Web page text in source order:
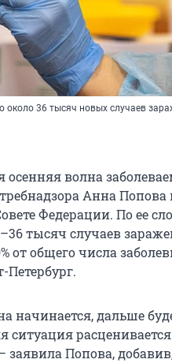
36 тысяч новых случаев
осенняя волна
Анна Попова
Федерации. По ее
тысяч случаев
от общего числа
Петербург.
начинается, дальше
ситуация
Попова,